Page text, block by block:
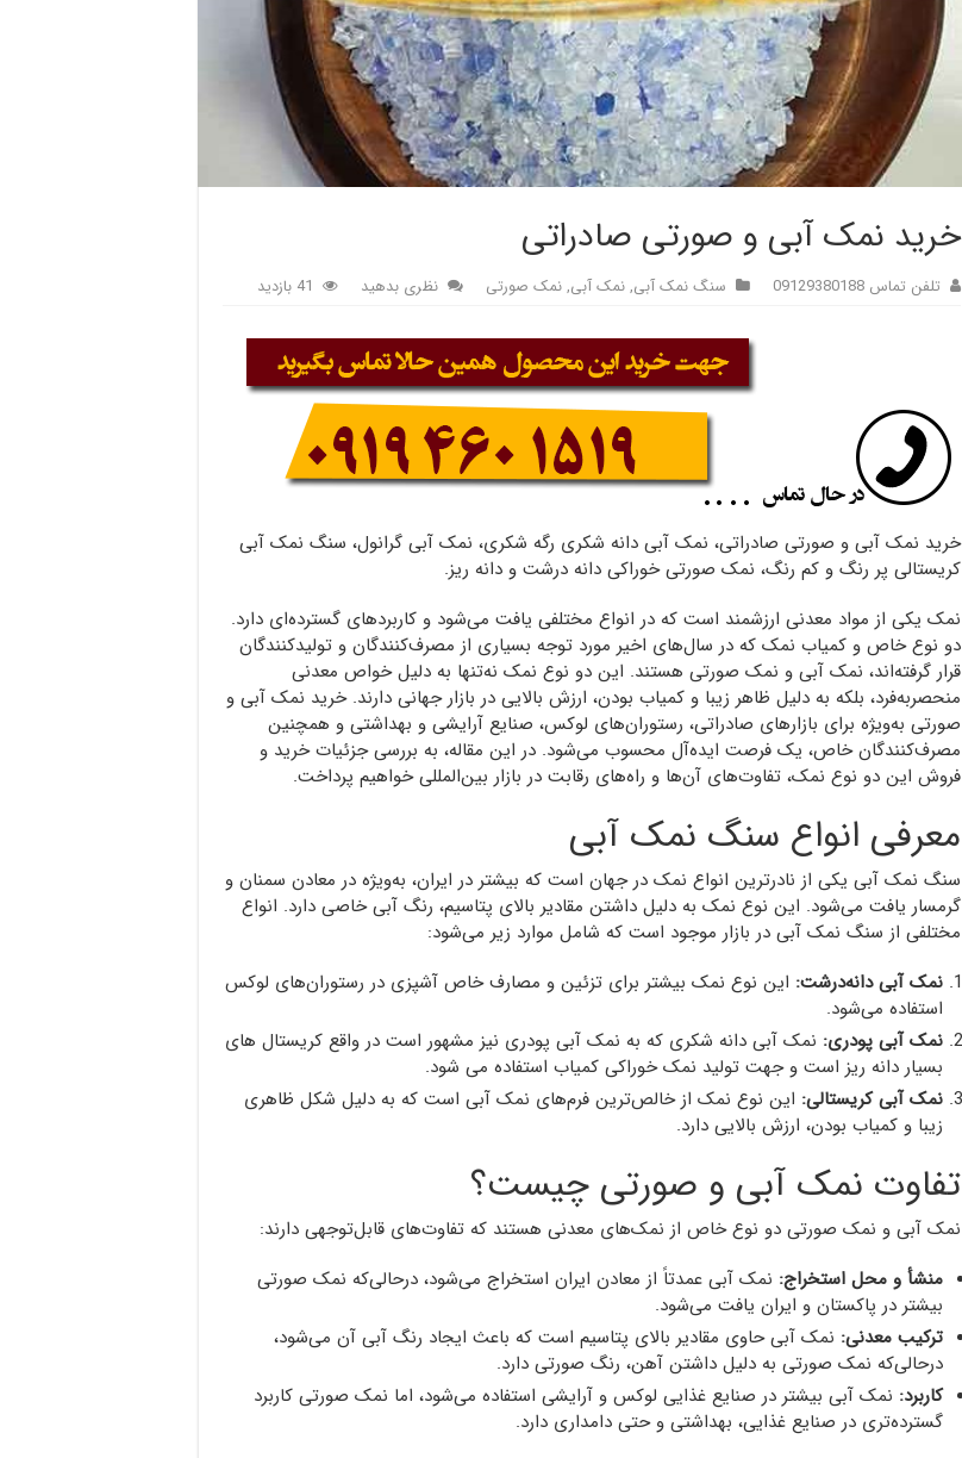
خرید نمک آبی و صورتی صادراتی
تلفن تماس 09129380188 سنگ نمک آبی, نمک آبی, نمک صورتی نظری بدهید 41 بازدید
خرید نمک آبی و صورتی صادراتی، نمک آبی دانه شکری رگه شکری، نمک آبی گرانول، سنگ نمک آبی
کریستالی پر رنگ و کم رنگ، نمک صورتی خوراکی دانه درشت و دانه ریز.
نمک یکی از مواد معدنی ارزشمند است که در انواع مختلفی یافت می‌شود و کاربردهای گسترده‌ای دارد.
دو نوع خاص و کمیاب نمک که در سال‌های اخیر مورد توجه بسیاری از مصرف‌کنندگان و تولیدکنندگان
قرار گرفته‌اند، نمک آبی و نمک صورتی هستند. این دو نوع نمک نه‌تنها به دلیل خواص معدنی
منحصربه‌فرد، بلکه به دلیل ظاهر زیبا و کمیاب بودن، ارزش بالایی در بازار جهانی دارند. خرید نمک آبی و
صورتی به‌ویژه برای بازارهای صادراتی، رستوران‌های لوکس، صنایع آرایشی و بهداشتی و همچنین
مصرف‌کنندگان خاص، یک فرصت ایده‌آل محسوب می‌شود. در این مقاله، به بررسی جزئیات خرید و
فروش این دو نوع نمک، تفاوت‌های آن‌ها و راه‌های رقابت در بازار بین‌المللی خواهیم پرداخت.
معرفی انواع سنگ نمک آبی
سنگ نمک آبی یکی از نادرترین انواع نمک در جهان است که بیشتر در ایران، به‌ویژه در معادن سمنان و
گرمسار یافت می‌شود. این نوع نمک به دلیل داشتن مقادیر بالای پتاسیم، رنگ آبی خاصی دارد. انواع
مختلفی از سنگ نمک آبی در بازار موجود است که شامل موارد زیر می‌شود:
نمک آبی دانه‌درشت: این نوع نمک بیشتر برای تزئین و مصارف خاص آشپزی در رستوران‌های لوکس
استفاده می‌شود.
نمک آبی پودری: نمک آبی دانه شکری که به نمک آبی پودری نیز مشهور است در واقع کریستال های
بسیار دانه ریز است و جهت تولید نمک خوراکی کمیاب استفاده می شود.
نمک آبی کریستالی: این نوع نمک از خالص‌ترین فرم‌های نمک آبی است که به دلیل شکل ظاهری
زیبا و کمیاب بودن، ارزش بالایی دارد.
تفاوت نمک آبی و صورتی چیست؟
نمک آبی و نمک صورتی دو نوع خاص از نمک‌های معدنی هستند که تفاوت‌های قابل‌توجهی دارند:
منشأ و محل استخراج: نمک آبی عمدتاً از معادن ایران استخراج می‌شود، درحالی‌که نمک صورتی
بیشتر در پاکستان و ایران یافت می‌شود.
ترکیب معدنی: نمک آبی حاوی مقادیر بالای پتاسیم است که باعث ایجاد رنگ آبی آن می‌شود،
درحالی‌که نمک صورتی به دلیل داشتن آهن، رنگ صورتی دارد.
کاربرد: نمک آبی بیشتر در صنایع غذایی لوکس و آرایشی استفاده می‌شود، اما نمک صورتی کاربرد
گسترده‌تری در صنایع غذایی، بهداشتی و حتی دامداری دارد.